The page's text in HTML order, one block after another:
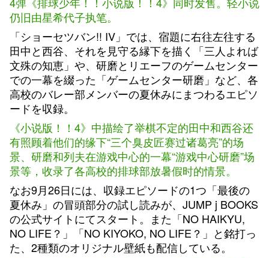
仍旧由星希代子执笔。
「ショーセツバン!! IV」では、宿題に右往左往する
田中と西谷、それを見守る縁下を描く「三人よれば
文殊の知恵」や、研磨とリエーフのゲームセンター
での一幕を綴った「ゲームセンター研磨」など、各
高校のバレー部メンバーの夏休みにまつわるエピソ
ードを収録。
《小说版！！4》中描绘了举棋不定的田中和西谷还
有照顾着他们的缘下“三个臭皮匠赛过诸葛亮”的场
景、研磨和列夫在游戏中心的一幕“游戏中心研磨”场
景等，收录了各高校的排球部放暑假时的情景。
なお9月26日には、収録エピソードの1つ「最後の
夏休み」の冒頭部分の試し読みが、JUMP j BOOKS
の公式サイトにてスタート。また「NO HAIKYU,
NO LIFE？」「NO KIYOKO, NO LIFE？」と銘打っ
た、2種類のオリジナル壁紙も配信している。